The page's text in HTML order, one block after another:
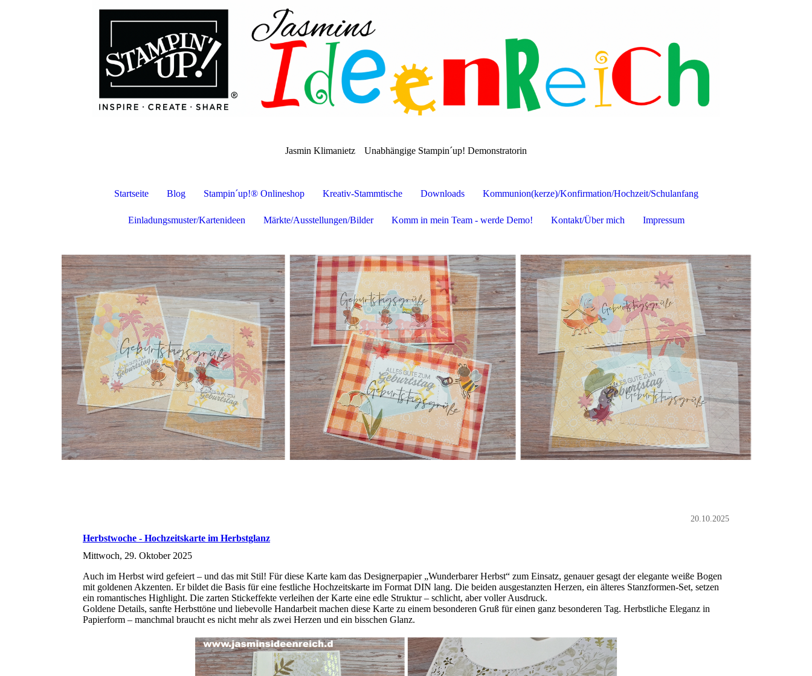
Jasmin Klimanietz Unabhängige Stampin´up! Demonstratorin
Startseite Blog Stampin´up!® Onlineshop Kreativ-Stammtische Downloads Kommunion(kerze)/Konfirmation/Hochzeit/Schulanfang
Einladungsmuster/Kartenideen Märkte/Ausstellungen/Bilder Komm in mein Team - werde Demo! Kontakt/Über mich Impressum
20.10.2025
Herbstwoche - Hochzeitskarte im Herbstglanz
Mittwoch, 29. Oktober 2025
Auch im Herbst wird gefeiert – und das mit Stil! Für diese Karte kam das Designerpapier „Wunderbarer Herbst“ zum Einsatz, genauer gesagt der elegante weiße Bogen
mit goldenen Akzenten. Er bildet die Basis für eine festliche Hochzeitskarte im Format DIN lang. Die beiden ausgestanzten Herzen, ein älteres Stanzformen-Set, setzen
ein romantisches Highlight. Die zarten Stickeffekte verleihen der Karte eine edle Struktur – schlicht, aber voller Ausdruck.
Goldene Details, sanfte Herbsttöne und liebevolle Handarbeit machen diese Karte zu einem besonderen Gruß für einen ganz besonderen Tag. Herbstliche Eleganz in
Papierform – manchmal braucht es nicht mehr als zwei Herzen und ein bisschen Glanz.